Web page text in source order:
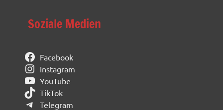
Soziale Medien
Facebook
Instagram
YouTube
TikTok
Telegram